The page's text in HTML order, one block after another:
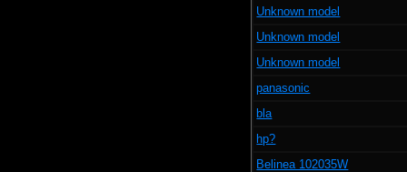
Unknown model
Unknown model
Unknown model
panasonic
bla
hp?
Belinea 102035W